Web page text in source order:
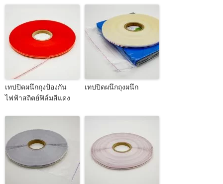
เทปปิดผนึกถุงป้องกัน
ไฟฟ้าสถิตย์ฟิล์มสีแดง
เทปปิดผนึกถุงผนึก